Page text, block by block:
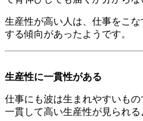
生産性が高い人は、仕事をこ
する傾向があったようです。
生産性に一貫性がある
仕事にも波は生まれやすいも
一貫して高い生産性が見られる